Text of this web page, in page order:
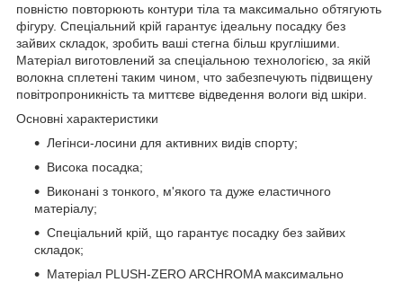
повністю повторюють контури тіла та максимально обтягують
фігуру. Спеціальний крій гарантує ідеальну посадку без
зайвих складок, зробить ваші стегна більш круглішими.
Матеріал виготовлений за спеціальною технологією, за якій
волокна сплетені таким чином, что забезпечують підвищену
повітропроникність та миттєве відведення вологи від шкіри.
Основні характеристики
Легінси-лосини для активних видів спорту;
Висока посадка;
Виконані з тонкого, м'якого та дуже еластичного
матеріалу;
Спеціальний крій, що гарантує посадку без зайвих
складок;
Матеріал PLUSH-ZERO ARCHROMA максимально